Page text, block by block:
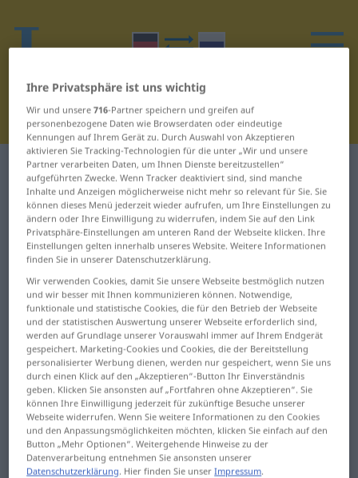
Deutsch-Russisch Wörterbuch Ä
Wörter auf Deutsch, die mit Ä
beginnen
Äbtissin ... ägyptisch
ähneln ... ändern
Änderung ...
Äquatorialguinea
äquivalent ... Ärmelbrett
Ärmelkanal ... ärztlich
äsen ... Äthiopier
Äthiopierin ... äußere
Äußeres ... Äußerung
Ihre Privatsphäre ist uns wichtig
Wir und unsere716-Partner speichern und greifen auf
personenbezogene Daten wie Browserdaten oder eindeutige
Kennungen auf Ihrem Gerät zu. Durch Auswahl von Akzeptieren
aktivieren Sie Tracking-Technologien für die unter „Wir und unsere
Partner verarbeiten Daten, um Ihnen Dienste bereitzustellen“
aufgeführten Zwecke. Wenn Tracker deaktiviert sind, sind manche
Inhalte und Anzeigen möglicherweise nicht mehr so relevant für Sie. Sie
können dieses Menü jederzeit wieder aufrufen, um Ihre Einstellungen zu
ändern oder Ihre Einwilligung zu widerrufen, indem Sie auf den Link
Privatsphäre-Einstellungen am unteren Rand der Webseite klicken. Ihre
Einstellungen gelten innerhalb unseres Website. Weitere Informationen
finden Sie in unserer Datenschutzerklärung.
Wir verwenden Cookies, damit Sie unsere Webseite bestmöglich nutzen
und wir besser mit Ihnen kommunizieren können. Notwendige,
funktionale und statistische Cookies, die für den Betrieb der Webseite
und der statistischen Auswertung unserer Webseite erforderlich sind,
werden auf Grundlage unserer Vorauswahl immer auf Ihrem Endgerät
gespeichert. Marketing-Cookies und Cookies, die der Bereitstellung
personalisierter Werbung dienen, werden nur gespeichert, wenn Sie uns
durch einen Klick auf den „Akzeptieren“-Button Ihr Einverständnis
geben. Klicken Sie ansonsten auf „Fortfahren ohne Akzeptieren“. Sie
können Ihre Einwilligung jederzeit für zukünftige Besuche unserer
Webseite widerrufen. Wenn Sie weitere Informationen zu den Cookies
und den Anpassungsmöglichkeiten möchten, klicken Sie einfach auf den
Button „Mehr Optionen“. Weitergehende Hinweise zu der
Datenverarbeitung entnehmen Sie ansonsten unserer
Datenschutzerklärung. Hier finden Sie unserImpressum.